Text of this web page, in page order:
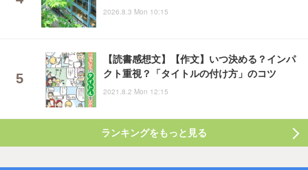
2026.8.3 Mon 10:15
【読書感想文】【作文】いつ決める？インパ
クト重視？「タイトルの付け方」のコツ
2021.8.2 Mon 12:15
ランキングをもっと見る